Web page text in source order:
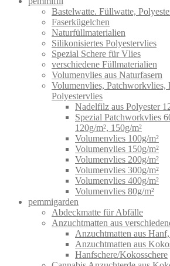
Bastelwatte. Füllwatte,
Faserkügelchen
Naturfüllmaterialien
Silikonisiertes Polyestervlies
Spezial Schere für Vlies
verschiedene Füllmaterialien
Volumenvlies aus Naturfasern
Volumenvlies, Patchworkvlies,
Polyestervlies
Nadelfilz aus Polyester
Spezial Patchworkvlies
120g/m², 150g/m²
Volumenvlies 100g/m²
Volumenvlies 150g/m²
Volumenvlies 200g/m²
Volumenvlies 300g/m²
Volumenvlies 400g/m²
Volumenvlies 80g/m²
pemmigarden
Abdeckmatte für Abfälle
Anzuchtmatten aus
Anzuchtmatten aus
Anzuchtmatten aus
Hanfschere/Kokosschere